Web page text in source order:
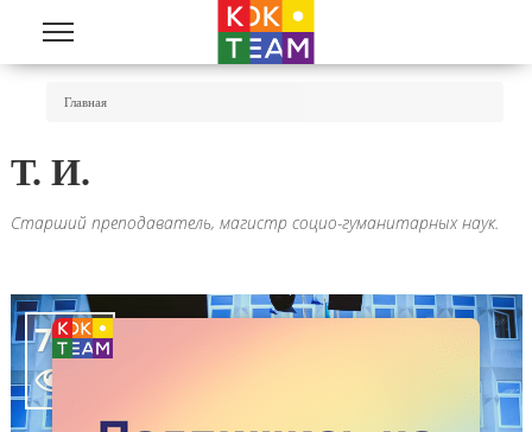
Перейти к основному содержанию
Главная
Т. И.
Старший преподаватель, магистр социо-гуманитарных наук.
7761
